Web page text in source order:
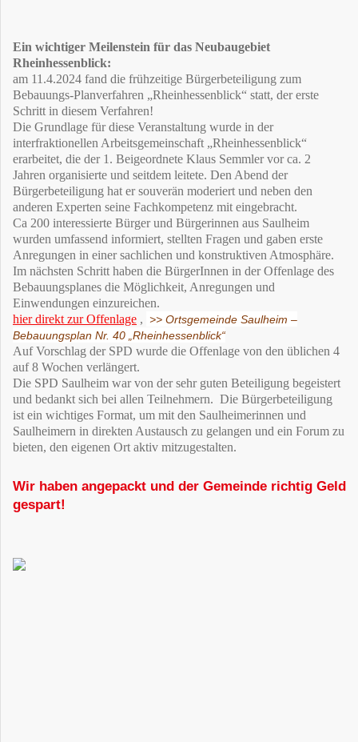
Ein wichtiger Meilenstein für das Neubaugebiet
Rheinhessenblick:
am 11.4.2024 fand die frühzeitige Bürgerbeteiligung zum
Bebauungs-Planverfahren „Rheinhessenblick“ statt, der erste
Schritt in diesem Verfahren!
Die Grundlage für diese Veranstaltung wurde in der
interfraktionellen Arbeitsgemeinschaft „Rheinhessenblick“
erarbeitet, die der 1. Beigeordnete Klaus Semmler vor ca. 2
Jahren organisierte und seitdem leitete. Den Abend der
Bürgerbeteiligung hat er souverän moderiert und neben den
anderen Experten seine Fachkompetenz mit eingebracht.
Ca 200 interessierte Bürger und Bürgerinnen aus Saulheim
wurden umfassend informiert, stellten Fragen und gaben erste
Anregungen in einer sachlichen und konstruktiven Atmosphäre.
Im nächsten Schritt haben die BürgerInnen in der Offenlage des
Bebauungsplanes die Möglichkeit, Anregungen und
Einwendungen einzureichen.
hier direkt zur Offenlage , >> Ortsgemeinde Saulheim –
Bebauungsplan Nr. 40 „Rheinhessenblick“
Auf Vorschlag der SPD wurde die Offenlage von den üblichen 4
auf 8 Wochen verlängert.
Die SPD Saulheim war von der sehr guten Beteiligung begeistert
und bedankt sich bei allen Teilnehmern. Die Bürgerbeteiligung
ist ein wichtiges Format, um mit den Saulheimerinnen und
Saulheimern in direkten Austausch zu gelangen und ein Forum zu
bieten, den eigenen Ort aktiv mitzugestalten.
Wir haben angepackt und der Gemeinde richtig Geld
gespart!